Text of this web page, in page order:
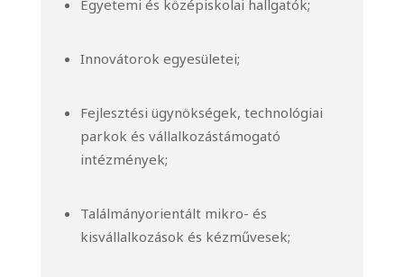
Egyetemi és középiskolai hallgatók;
Innovátorok egyesületei;
Fejlesztési ügynökségek, technológiai
parkok és vállalkozástámogató
intézmények;
Találmányorientált mikro- és
kisvállalkozások és kézművesek;